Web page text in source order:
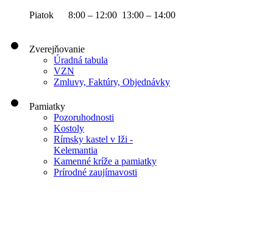
Piatok 8:00 – 12:00 13:00 – 14:00
Zverejňovanie
Úradná tabula
VZN
Zmluvy, Faktúry, Objednávky
Pamiatky
Pozoruhodnosti
Kostoly
Rímsky kastel v Iži -
Kelemantia
Kamenné kríže a pamiatky
Prírodné zaujímavosti